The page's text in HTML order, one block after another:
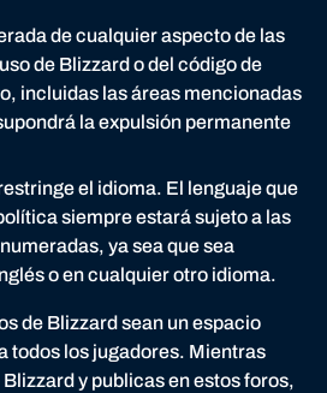
de cualquier aspecto de las
de Blizzard o del código de
incluidas las áreas mencionadas
la expulsión permanente
el idioma. El lenguaje que
siempre estará sujeto a las
ya sea que sea
o en cualquier otro idioma.
de Blizzard sean un espacio
todos los jugadores. Mientras
y publicas en estos foros,